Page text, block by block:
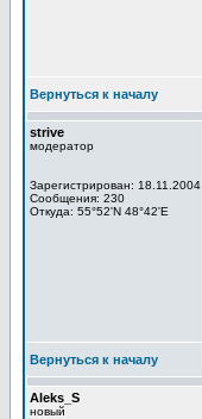
Вернуться к началу
strive
модератор
Зарегистрирован: 18.11.2004
Сообщения: 230
Откуда: 55°52'N 48°42'E
Вернуться к началу
Aleks_S
новый